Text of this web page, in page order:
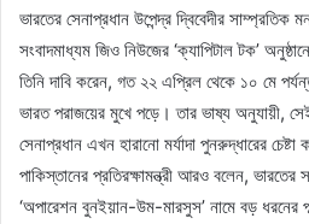
ভারতের সেনাপ্রধান উপেন্দ্র দ্বিবেদীর সাম্প্রতিক
সংবাদমাধ্যম জিও নিউজের ‘ক্যাপিটাল টক’
তিনি দাবি করেন, গত ২২ এপ্রিল থেকে ১০ মে
ভারত পরাজয়ের মুখে পড়ে। তার ভাষ্য অনুযায়ী,
সেনাপ্রধান এখন হারানো মর্যাদা পুনরুদ্ধারের চেষ্টা
পাকিস্তানের প্রতিরক্ষামন্ত্রী আরও বলেন, ভারতের
‘অপারেশন বুনইয়ান-উম-মারসুস’ নামে বড় ধরনের